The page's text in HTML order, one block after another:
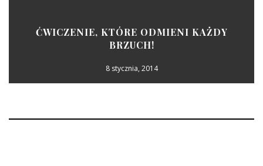
ĆWICZENIE, KTÓRE ODMIENI KAŻDY
BRZUCH!
8 stycznia, 2014